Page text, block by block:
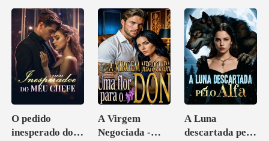
los
O pedido
inesperado do
A Virgem
Negociada -
A Luna
descartada pelo